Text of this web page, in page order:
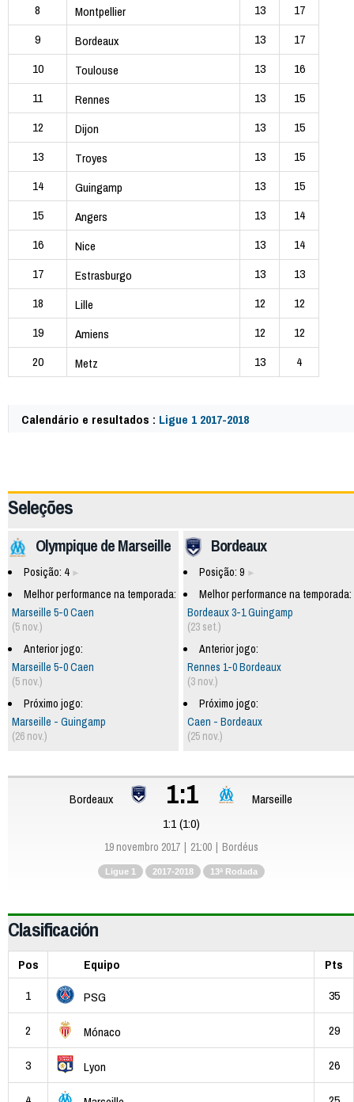
8
Montpellier 13
17
9
Bordeaux 13
17
10
Toulouse 13
16
11
Rennes 13
15
12
Dijon 13
15
13
Troyes 13
15
14
Guingamp 13
15
15
Angers 13
14
16
Nice 13
14
17
Estrasburgo 13
13
18
Lille 12
12
19
Amiens 12
12
20
Metz 13 4
Calendário e resultados : Ligue 1 2017-2018
Seleções
Bordeaux
Posição: 9
Melhor performance na temporada:
Bordeaux 3-1 Guingamp
(23 set.)
Anterior jogo:
Rennes 1-0 Bordeaux
(3 nov.)
Próximo jogo:
Caen - Bordeaux
(25 nov.)
Olympique de Marseille
Posição: 4
Melhor performance na temporada:
Marseille 5-0 Caen
(5 nov.)
Anterior jogo:
Marseille 5-0 Caen
(5 nov.)
Próximo jogo:
Marseille - Guingamp
(26 nov.)
Bordeaux 1:1
Marseille
1:1 (1:0)
19 novembro 2017 21:00 Bordéus
Ligue 1 2017-2018 13ª Rodada
Clasificación
Pos Equipo
Pts
1
PSG 35
2 Mónaco 29
3 Lyon 26